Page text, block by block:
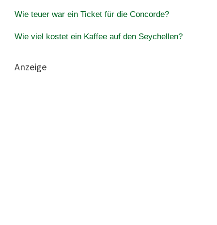
Wie teuer war ein Ticket für die Concorde?
Wie viel kostet ein Kaffee auf den Seychellen?
Anzeige